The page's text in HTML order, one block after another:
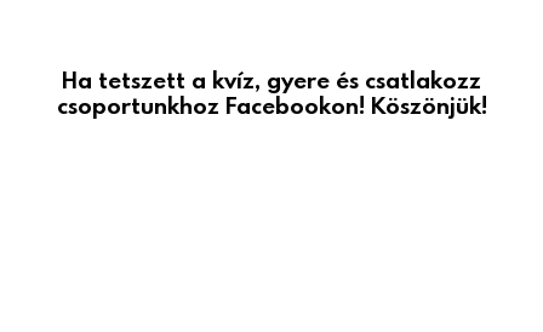
Ha tetszett a kvíz, gyere és csatlakozz
csoportunkhoz Facebookon! Köszönjük!